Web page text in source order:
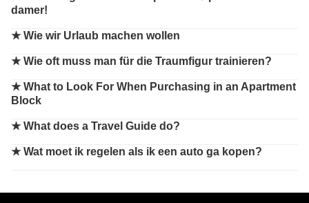
damer!
★Wie wir Urlaub machen wollen
★Wie oft muss man für die Traumfigur trainieren?
★What to Look For When Purchasing in an Apartment
Block
★What does a Travel Guide do?
★Wat moet ik regelen als ik een auto ga kopen?